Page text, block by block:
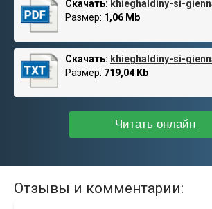
Скачать: khieghaldiny-si-
Размер: 1,06 Mb
Скачать: khieghaldiny-si-
Размер: 719,04 Kb
Читать онлайн
Отзывы и комментарии: